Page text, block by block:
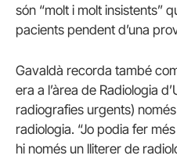
són “molt i molt insistents”
pacients pendent d’una
Gavaldà recorda també
era a l’àrea de Radiologia
radiografies urgents)
radiologia. “Jo podia fer
hi només un lliterer de